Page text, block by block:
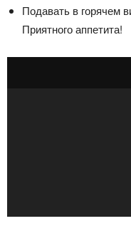
Подавать в горячем
Приятного аппетита!